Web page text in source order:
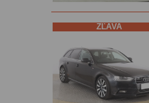
ZĽAVA